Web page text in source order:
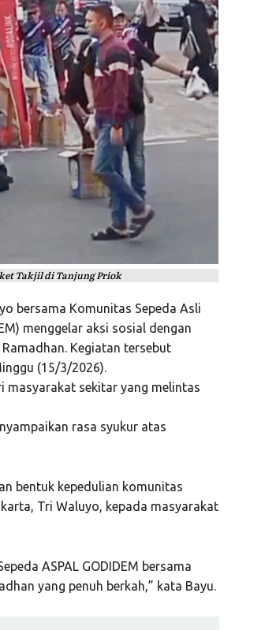
Takjil di Tanjung Priok
bersama Komunitas Sepeda Asli
menggelar aksi sosial dengan
Kegiatan tersebut
(15/3/2026).
masyarakat sekitar yang melintas
rasa syukur atas
bentuk kepedulian komunitas
Tri Waluyo, kepada masyarakat
ASPAL GODIDEM bersama
yang penuh berkah,” kata Bayu.